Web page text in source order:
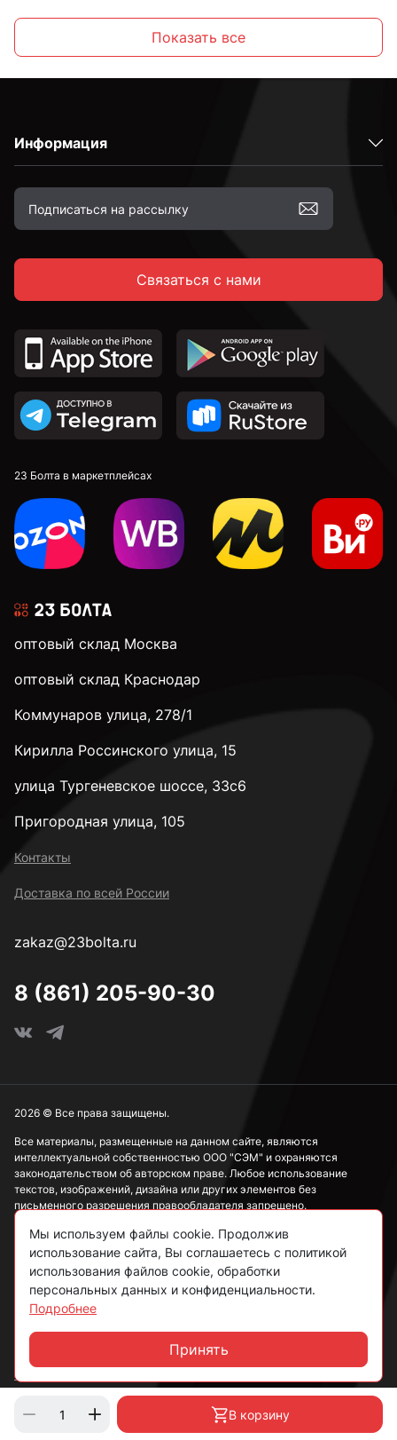
В корзину
10 мм
12 мм
16 мм
18 мм
20 мм
22 мм
32 мм
35 мм
Показать все
Информация
Связаться с нами
23 Болта в маркетплейсах
оптовый склад Москва
оптовый склад Краснодар
Коммунаров улица, 278/1
Кирилла Россинского улица, 15
улица Тургеневское шоссе, 33с6
Пригородная улица, 105
Контакты
Доставка по всей России
zakaz@23bolta.ru
8 (861) 205-90-30
Все материалы, размещенные на данном сайте, являются
интеллектуальной собственностью ООО "СЭМ" и охраняются
законодательством об авторском праве. Любое использование
текстов, изображений, дизайна или других элементов без
письменного разрешения правообладателя запрещено.
Информация, представленная на сайте, носит исключительно
ознакомительный характер и не может рассматриваться как
публичная оферта в соответствии со ст. 437 ГК РФ.
Политика конфиденциальности
Согласие на обработку данных
Пользовательское соглашение
2026 © Все права защищены.
Мы используем файлы cookie. Продолжив
использование сайта, Вы соглашаетесь с политикой
использования файлов cookie, обработки
персональных данных и конфиденциальности.
Подробнее
Принять
Чат